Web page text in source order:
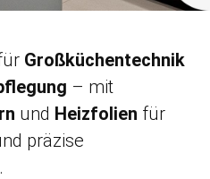
Großküchentechnik
– mit
und Heizfolien für
präzise
.